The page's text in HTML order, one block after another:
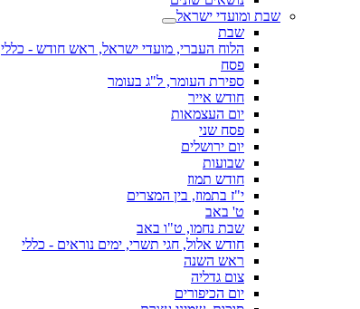
שבת ומועדי ישראל
שבת
הלוח העברי, מועדי ישראל, ראש חודש - כללי
פסח
ספירת העומר, ל"ג בעומר
חודש אייר
יום העצמאות
פסח שני
יום ירושלים
שבועות
חודש תמוז
י"ז בתמוז, בין המצרים
ט' באב
שבת נחמו, ט"ו באב
חודש אלול, חגי תשרי, ימים נוראים - כללי
ראש השנה
צום גדליה
יום הכיפורים